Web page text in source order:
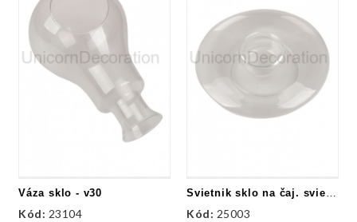
Váza sklo - v30
Kód: 23104
Svietnik sklo na čaj. sviečku
Kód: 25003